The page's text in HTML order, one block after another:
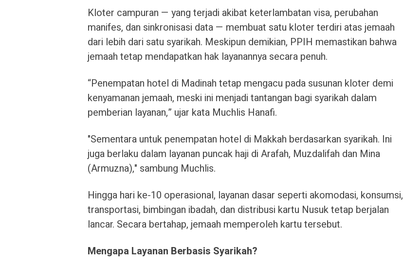
Kloter campuran — yang terjadi akibat keterlambatan visa, perubahan
manifes, dan sinkronisasi data — membuat satu kloter terdiri atas jemaah
dari lebih dari satu syarikah. Meskipun demikian, PPIH memastikan bahwa
jemaah tetap mendapatkan hak layanannya secara penuh.
“Penempatan hotel di Madinah tetap mengacu pada susunan kloter demi
kenyamanan jemaah, meski ini menjadi tantangan bagi syarikah dalam
pemberian layanan,” ujar kata Muchlis Hanafi.
"Sementara untuk penempatan hotel di Makkah berdasarkan syarikah. Ini
juga berlaku dalam layanan puncak haji di Arafah, Muzdalifah dan Mina
(Armuzna)," sambung Muchlis.
Hingga hari ke-10 operasional, layanan dasar seperti akomodasi, konsumsi,
transportasi, bimbingan ibadah, dan distribusi kartu Nusuk tetap berjalan
lancar. Secara bertahap, jemaah memperoleh kartu tersebut.
Mengapa Layanan Berbasis Syarikah?